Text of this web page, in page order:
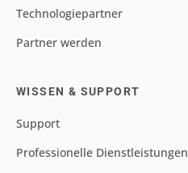
Technologiepartner
Partner werden
WISSEN & SUPPORT
Support
Professionelle Dienstleistungen